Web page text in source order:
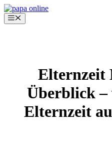
Zum
Inhalt
springen
Menü
Elternzeit
Überblick
Elternzeit